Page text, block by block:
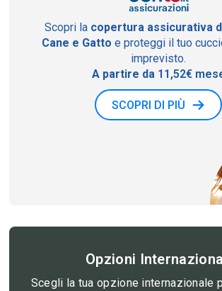
Scopri la copertura assicurativa
Cane e Gatto e proteggi il tuo
imprevisto.
A partire da 11,52€
SCOPRI DI PIÙ
Opzioni
Scegli la tua opzione internazionale